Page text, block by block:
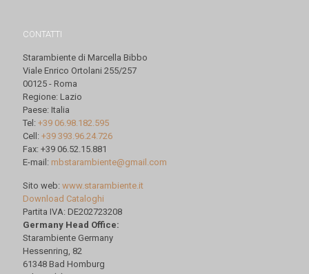
CONTATTI
Starambiente di Marcella Bibbo
Viale Enrico Ortolani 255/257
00125 - Roma
Regione: Lazio
Paese: Italia
Tel: +39 06.98.182.595
Cell: +39 393.96.24.726
Fax: +39 06.52.15.881
E-mail: mbstarambiente@gmail.com
Sito web: www.starambiente.it
Download Cataloghi
Partita IVA: DE202723208
Germany Head Office:
Starambiente Germany
Hessenring, 82
61348 Bad Homburg